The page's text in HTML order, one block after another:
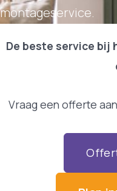
montageservice.
De beste service bij
Vraag een offerte